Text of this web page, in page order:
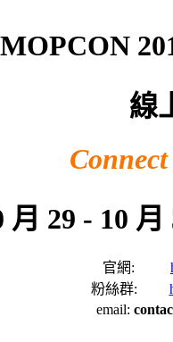
MOPCON
線
月 29 - 10
官網:
粉絲群:
email: